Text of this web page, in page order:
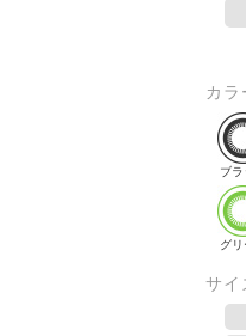
カラ
ブラ
グリ
サイ